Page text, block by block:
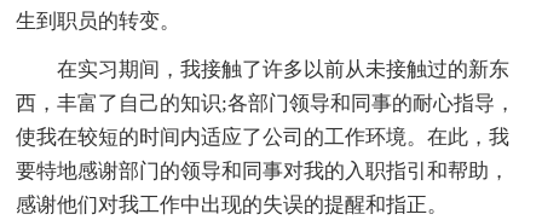
生到职员的转变。
在实习期间，我接触了许多以前从未接触过的新东
西，丰富了自己的知识;各部门领导和同事的耐心指导，
使我在较短的时间内适应了公司的工作环境。在此，我
要特地感谢部门的领导和同事对我的入职指引和帮助，
感谢他们对我工作中出现的失误的提醒和指正。